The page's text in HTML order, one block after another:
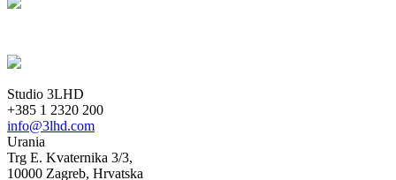
Studio 3LHD
+385 1 2320 200
info@3lhd.com
Urania
Trg E. Kvaternika 3/3,
10000 Zagreb, Hrvatska